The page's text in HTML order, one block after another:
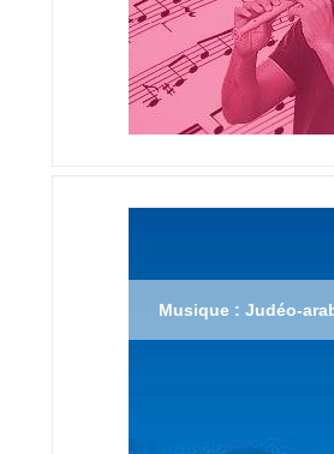
Musique : Judéo-